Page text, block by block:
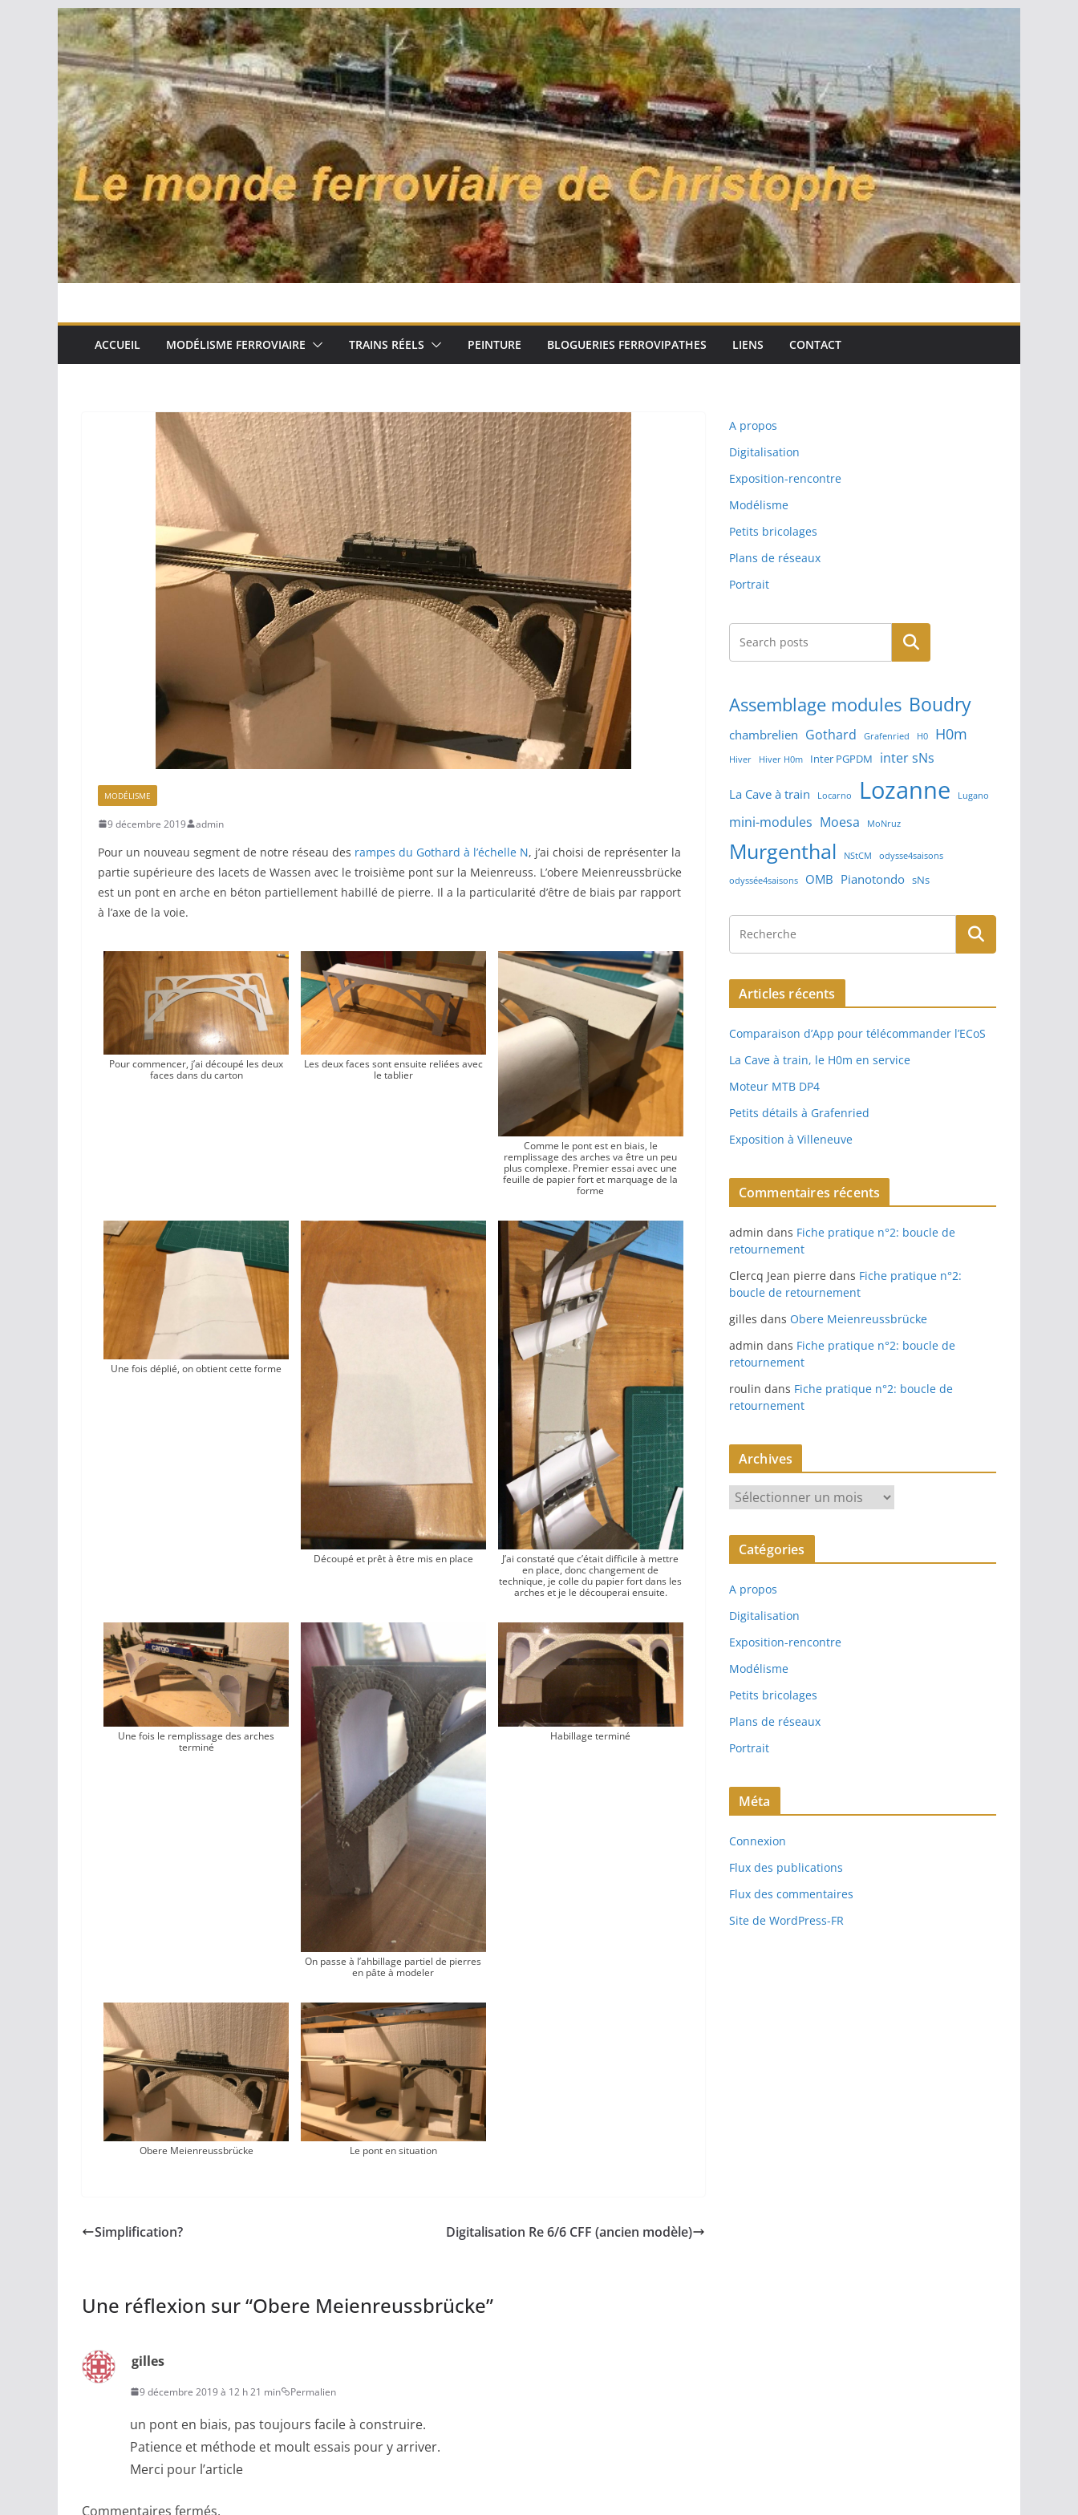
Passer
au
contenu
ACCUEIL MODÉLISME FERROVIAIRE TRAINS RÉELS PEINTURE BLOGUERIES FERROVIPATHES LIENS CONTACT
MODÉLISME
9 décembre 2019 admin
Pour un nouveau segment de notre réseau des rampes du Gothard à l’échelle N, j’ai choisi de représenter la
partie supérieure des lacets de Wassen avec le troisième pont sur la Meienreuss. L’obere Meienreussbrücke
est un pont en arche en béton partiellement habillé de pierre. Il a la particularité d’être de biais par rapport
à l’axe de la voie.
Pour commencer, j’ai découpé les deux
faces dans du carton
Les deux faces sont ensuite reliées avec
le tablier
Comme le pont est en biais, le
remplissage des arches va être un peu
plus complexe. Premier essai avec une
feuille de papier fort et marquage de la
forme
Une fois déplié, on obtient cette forme
Découpé et prêt à être mis en place
J’ai constaté que c’était difficile à mettre
en place, donc changement de
technique, je colle du papier fort dans les
arches et je le découperai ensuite.
Une fois le remplissage des arches
terminé
On passe à l’ahbillage partiel de pierres
en pâte à modeler
Habillage terminé
Obere Meienreussbrücke Le pont en situation
Simplification? Digitalisation Re 6/6 CFF (ancien modèle)
Une réflexion sur “Obere Meienreussbrücke”
gilles
9 décembre 2019 à 12 h 21 min Permalien
un pont en biais, pas toujours facile à construire.
Patience et méthode et moult essais pour y arriver.
Merci pour l’article
Commentaires fermés.
A propos
Digitalisation
Exposition-rencontre
Modélisme
Petits bricolages
Plans de réseaux
Portrait
Rechercher
Assemblage modules Boudry
chambrelien Gothard Grafenried H0 H0m
Hiver Hiver H0m Inter PGPDM inter sNs
La Cave à train Locarno Lozanne Lugano
mini-modules Moesa MoNruz
Murgenthal NStCM odysse4saisons
odyssée4saisons OMB Pianotondo sNs
Articles récents
Comparaison d’App pour télécommander l’ECoS
La Cave à train, le H0m en service
Moteur MTB DP4
Petits détails à Grafenried
Exposition à Villeneuve
Commentaires récents
admin dans Fiche pratique n°2: boucle de
retournement
Clercq Jean pierre dans Fiche pratique n°2:
boucle de retournement
gilles dans Obere Meienreussbrücke
admin dans Fiche pratique n°2: boucle de
retournement
roulin dans Fiche pratique n°2: boucle de
retournement
Archives
r
c
v
e
s
Catégories
A propos
Digitalisation
Exposition-rencontre
Modélisme
Petits bricolages
Plans de réseaux
Portrait
Méta
Connexion
Flux des publications
Flux des commentaires
Site de WordPress-FR